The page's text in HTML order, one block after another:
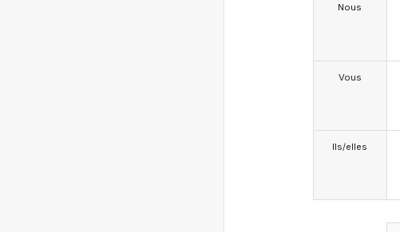
Nous
Vous
Ils/elles